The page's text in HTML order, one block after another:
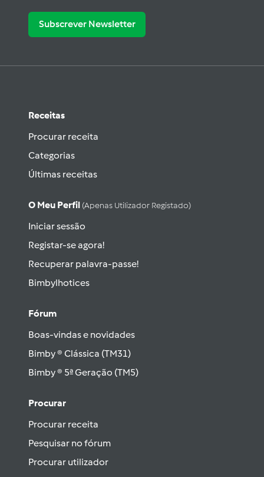
Subscrever Newsletter
Receitas
Procurar receita
Categorias
Últimas receitas
O Meu Perfil (apenas Utilizador Registado)
Iniciar sessão
Registar-se agora!
Recuperar palavra-passe!
Bimbylhotices
Fórum
Boas-vindas e novidades
Bimby ® Clássica (TM31)
Bimby ® 5ª Geração (TM5)
Procurar
Procurar receita
Pesquisar no fórum
Procurar utilizador